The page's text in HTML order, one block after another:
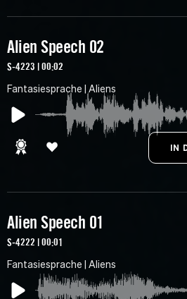
Alien Speech 02
S-4223 | 00:02
Fantasiesprache | Aliens
Alien Speech 01
S-4222 | 00:01
Fantasiesprache | Aliens